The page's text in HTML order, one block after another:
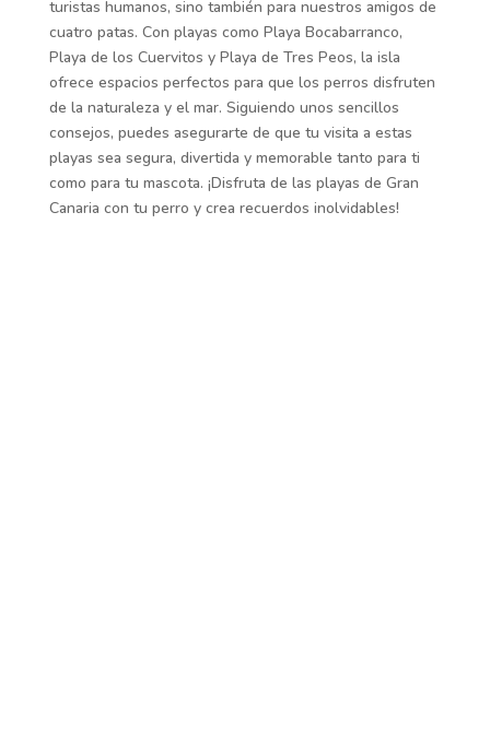
turistas humanos, sino también para nuestros amigos de
cuatro patas. Con playas como Playa Bocabarranco,
Playa de los Cuervitos y Playa de Tres Peos, la isla
ofrece espacios perfectos para que los perros disfruten
de la naturaleza y el mar. Siguiendo unos sencillos
consejos, puedes asegurarte de que tu visita a estas
playas sea segura, divertida y memorable tanto para ti
como para tu mascota. ¡Disfruta de las playas de Gran
Canaria con tu perro y crea recuerdos inolvidables!